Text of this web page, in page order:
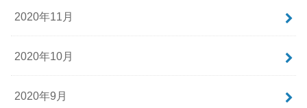
2020年11月
2020年10月
2020年9月